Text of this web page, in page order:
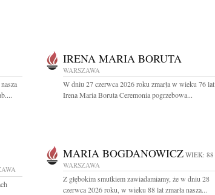
IRENA MARIA BORUTA
WARSZAWA
W dniu 27 czerwca 2026 roku zmarła w wieku 76 lat
Irena Maria Boruta Ceremonia pogrzebowa...
MARIA BOGDANOWICZ WIEK: 88
WARSZAWA
Z głębokim smutkiem zawiadamiamy, że w dniu 28
czerwca 2026 roku, w wieku 88 lat zmarła nasza...